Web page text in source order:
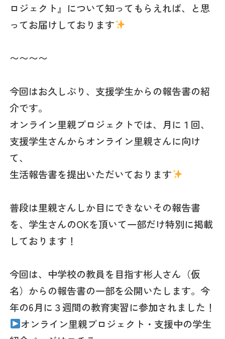
ロジェクト』について知ってもらえれば、と思
ってお届けしております
〜〜〜〜
今回はお久しぶり、支援学生からの報告書の紹
介です。
オンライン里親プロジェクトでは、月に１回、
支援学生さんからオンライン里親さんに向け
て、
生活報告書を提出いただいております
普段は里親さんしか目にできないその報告書
を、学生さんのOKを頂いて一部だけ特別に掲載
しております！
今回は、中学校の教員を目指す彬人さん（仮
名）からの報告書の一部を公開いたします。今
年の6月に３週間の教育実習に参加されました！
オンライン里親プロジェクト・支援中の学生